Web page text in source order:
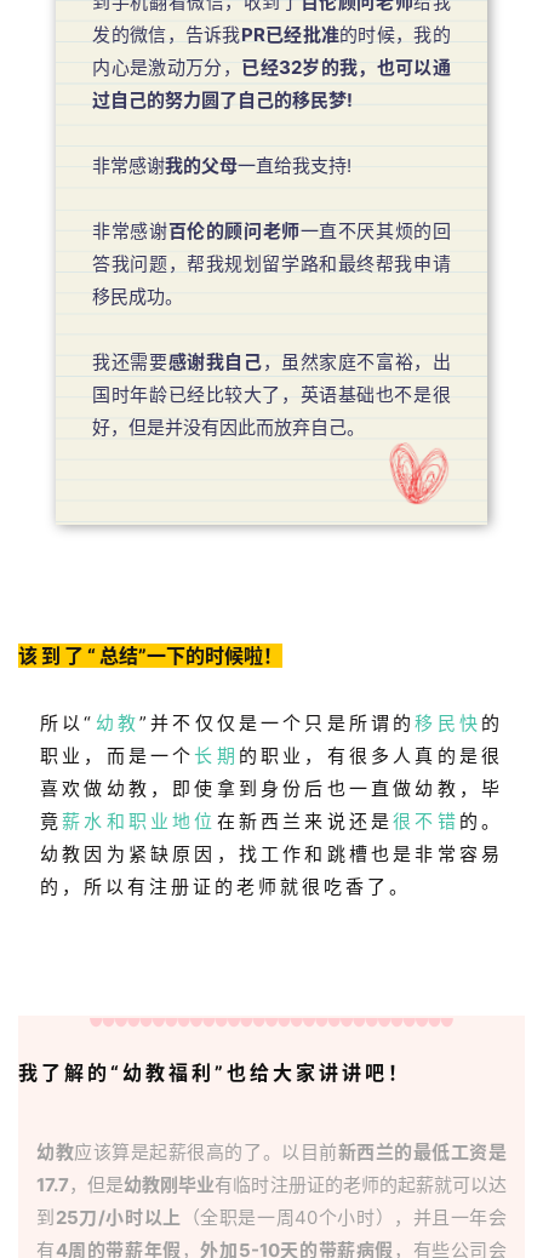
能
民
投
资
移
签
证
新
发的微信，告诉我PR已经批准的时候，我的
内心是激动万分， 已经32岁的我，也可以通
过自己的努力圆了自己的移民梦!
非常感谢我的父母一直给我支持!
非常感谢百伦的顾问老师一直不厌其烦的回
答我问题，帮我规划留学路和最终帮我申请
移民成功。
我还需要感谢我自己，虽然家庭不富裕，出
国时年龄已经比较大了，英语基础也不是很
好，但是并没有因此而放弃自己。
该到了“ 总结”一下的时候啦！
所以“ 幼教”并不仅仅是一个只是所谓的移民快 的
职业，而是一个长期 的职业，有很多人真的是很
喜欢做幼教，即使拿到身份后也一直做幼教，毕
竟薪水和职业地位 在新西兰来说还是很不错 的。
幼教因为紧缺原因，找工作和跳槽也是非常容易
的，所以有注册证的老师就很吃香了。
我了解的“幼教福利”也给大家讲讲吧！
幼教应该算是起薪很高的了。以目前新西兰的最低工资是
17.7，但是幼教刚毕业有临时注册证的老师的起薪就可以达
到 25刀/小时以上 （全职是一周40个小时），并且一年会
有4周的带薪年假 ，外加5-10天的带薪病假 ，有些公司会